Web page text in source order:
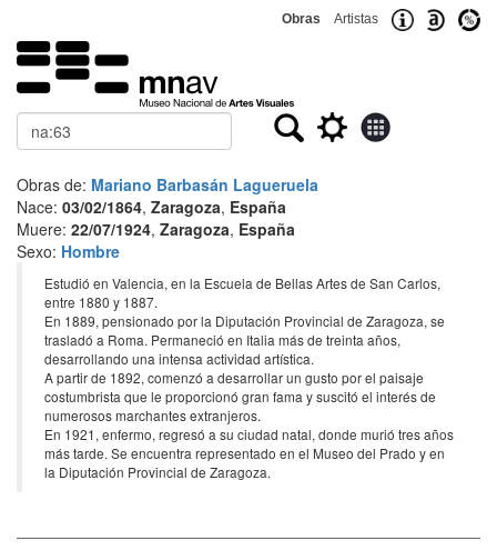
Obras Artistas
Buscar
Obras de: Mariano Barbasán Lagueruela
Nace: 03/02/1864, Zaragoza, España
Muere: 22/07/1924, Zaragoza, España
Sexo: Hombre
Estudió en Valencia, en la Escuela de Bellas Artes de San Carlos,
entre 1880 y 1887.
En 1889, pensionado por la Diputación Provincial de Zaragoza, se
trasladó a Roma. Permaneció en Italia más de treinta años,
desarrollando una intensa actividad artística.
A partir de 1892, comenzó a desarrollar un gusto por el paisaje
costumbrista que le proporcionó gran fama y suscitó el interés de
numerosos marchantes extranjeros.
En 1921, enfermo, regresó a su ciudad natal, donde murió tres años
más tarde. Se encuentra representado en el Museo del Prado y en
la Diputación Provincial de Zaragoza.